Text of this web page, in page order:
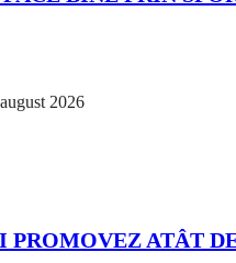
2026
PROMOVEZ ATÂT